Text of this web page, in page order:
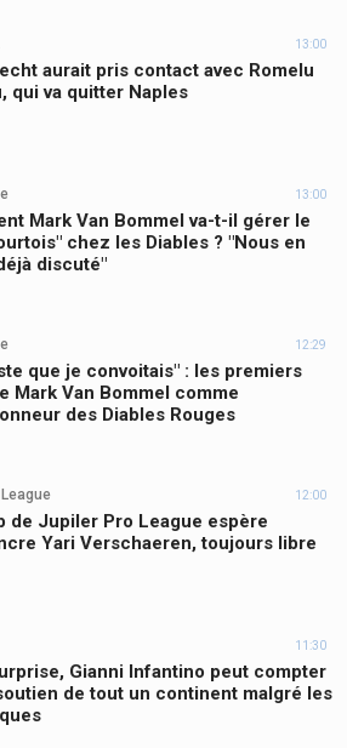
13:00
aurait pris contact avec Romelu
qui va quitter Naples
13:00
Mark Van Bommel va-t-il gérer le
chez les Diables ? "Nous en
discuté"
12:29
que je convoitais" : les premiers
Mark Van Bommel comme
des Diables Rouges
12:00
de Jupiler Pro League espère
Yari Verschaeren, toujours libre
11:30
Gianni Infantino peut compter
de tout un continent malgré les